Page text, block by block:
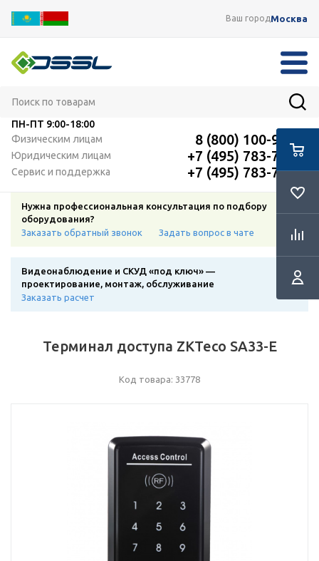
Ваш городМосква
ПН-ПТ 9:00-18:00
Физическим лицам
8 (800) 100-91-12
Юридическим лицам +7 (495) 783-72-87
Сервис и поддержка +7 (495) 783-72-87
Нужна профессиональная консультация по подбору
оборудования?
Заказать обратный звонок
Задать вопрос в чате
Видеонаблюдение и СКУД «под ключ» —
проектирование, монтаж, обслуживание
Заказать расчет
Терминал доступа ZKTeco SA33-E
Код товара: 33778